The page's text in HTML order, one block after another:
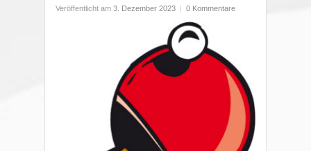
Veröffentlicht am 3. Dezember 2023 0 Kommentare